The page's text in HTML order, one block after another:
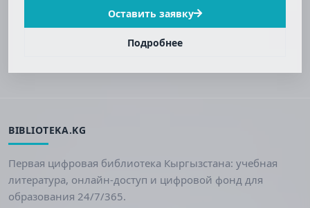
Оставить заявку
Подробнее
BIBLIOTEKA.KG
Первая цифровая библиотека Кыргызстана: учебная
литература, онлайн-доступ и цифровой фонд для
образования 24/7/365.